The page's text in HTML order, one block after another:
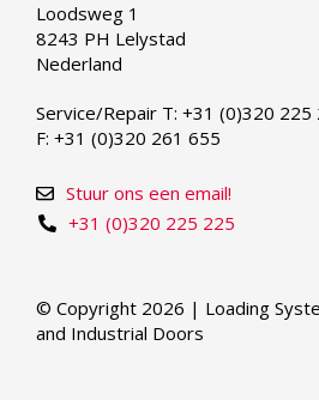
language
Loodsweg 1
8243 PH Lelystad
Nederland
Service/Repair T: +31 (0)320 225
F: +31 (0)320 261 655
+31 (0)320 225 225
Stuur ons een email!
© Copyright 2026 | Loading
and Industrial Doors